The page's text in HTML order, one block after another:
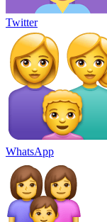
Twitter
WhatsApp